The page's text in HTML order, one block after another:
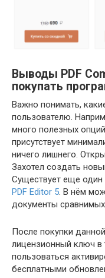
Выводы PDF
покупать
Важно понимать,
пользователю.
много полезных
присутствует
ничего лишнего.
Захотел создать
Существует еще один
PDF Editor 5 . В нём
документы
После покупки
лицензионный ключ в
пользоваться
бесплатными